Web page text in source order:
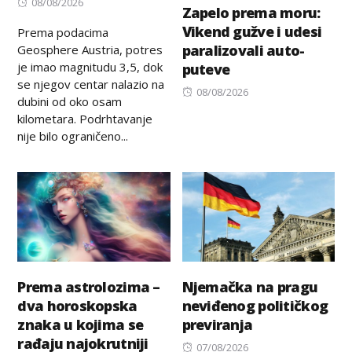
Prema podacima
Geosphere Austria, potres
je imao magnitudu 3,5, dok
se njegov centar nalazio na
dubini od oko osam
kilometara. Podrhtavanje
nije bilo ograničeno...
Zapelo prema moru:
Vikend gužve i udesi
paralizovali auto-
puteve
Posted
08/08/2026
Prema astrolozima –
dva horoskopska
znaka u kojima se
rađaju najokrutniji
Njemačka na pragu
neviđenog političkog
previranja
Posted
07/08/2026